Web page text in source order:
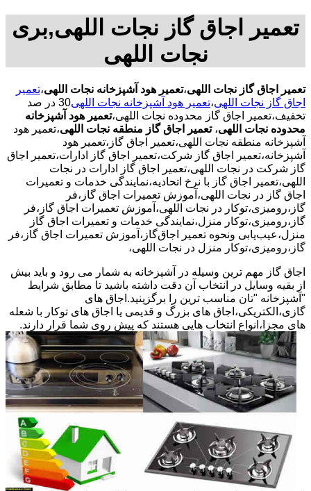
تعمیر اجاق گاز نجات اللهی,بری
نجات اللهی
تعمیر اجاق گاز نجات اللهی،تعمیر هود آشپزخانه نجات اللهی،تعمیر
اجاق گاز نجات اللهی،تعمیر هود آشپزخانه نجات اللهی
30 در صد
تخفیف،تعمیر اجاق گاز محدوده نجات اللهی،تعمیر هود آشپزخانه
محدوده نجات اللهی، تعمیر اجاق گاز منطقه نجات اللهی،تعمیر هود
آشپزخانه منطقه نجات اللهی،تعمیر اجاق گاز،تعمیر هود
آشپزخانه،تعمیر اجاق گاز شرکت،تعمیر اجاق گاز ادارات،تعمیر اجاق
گاز شرکت در نجات اللهی،تعمیر اجاق گاز ادارات در نجات
اللهی،تعمیر اجاق گاز با نرخ اتحادیه،نمایندگی خدمات و تعمیرات
اجاق گاز در نجات اللهی،آموزش تعمیرات اجاق گاز،فر
گاز،رومیزی،توکار در نجات اللهی،آموزش تعمیرات اجاق گاز،فر
گاز،رومیزی،توکار منزل،نمایندگی خدمات و تعمیرات اجاق گاز
منزل،عیب‌یابی ونحوه تعمیر اجاق‌گاز،آموزش تعمیرات اجاق گاز،فر
گاز،رومیزی،توکار منزل در نجات اللهی،
اجاق گاز مهم ترین وسیله در آشپزخانه به شمار می رود و باید بیش
از بقیه وسایل در انتخاب آن دقت داشته باشید تا مطابق شرایط
"آشپزخانه "تان مناسب ترین را برگزینید.اجاق های
گازی،الکتریکی،اجاق های بزرگ و قدیمی یا اجاق های توکار با شعله
های مجزا،انواع انتخاب هایی هستند که پیش روی شما قرار دارند.